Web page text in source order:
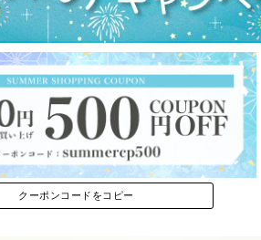
クーポンコードをコピー